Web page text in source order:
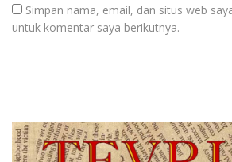
Simpan nama, email, dan situs web
untuk komentar saya berikutnya.